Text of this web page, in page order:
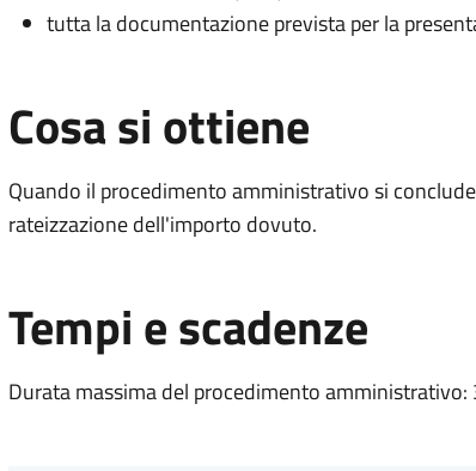
tutta la documentazione prevista per la
Cosa si ottiene
Quando il procedimento amministrativo si
rateizzazione dell'importo dovuto.
Tempi e scadenze
Durata massima del procedimento amministrativo: